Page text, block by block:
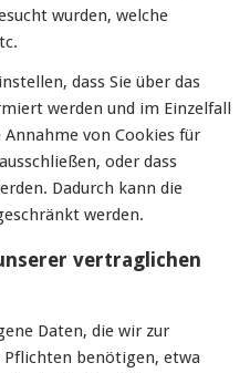
wurden, welche
dass Sie über das
werden und im Einzelfall
von Cookies für
oder dass
Dadurch kann die
werden.
vertraglichen
Daten, die wir zur
benötigen, etwa